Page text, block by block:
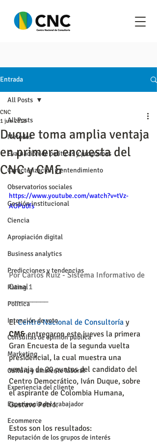
Entrada
All Posts
Metodos
Evaluación de políticas y programas
Caracterización y entendimiento
Observatorios sociales
Gestión institucional
Ciencia
Apropiación digital
Business analytics
Predicciones y tendencias
Rating
Política
Intención de voto
Consultas de opinión pública
Marketing
Cultura y ambiente laboral
Experiencia del cliente
Experiencia del trabajador
Ecommerce
Reputación de los grupos de interés
All Posts
Duque toma amplia ventaja
en primera encuesta del
CNC y CM&
CNC
1 jun 2018
https://www.youtube.com/watch?v=tVz-
AOPu0fs
Por Carlos Ruíz - Sistema Informativo de
Canal1
__________
El Centro Nacional de Consultoría y
CM& entregaron este jueves la primera
Gran Encuesta de la segunda vuelta
presidencial, la cual muestra una
ventaja de 20 puntos del candidato del
Centro Democrático, Iván Duque, sobre
el aspirante de Colombia Humana,
Gustavo Petro.
Estos son los resultados: